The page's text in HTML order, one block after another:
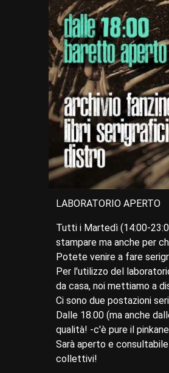
LABORATORIO APERTO
Tutti i Martedì (14:00-
stampare ma anche per
Potete venire a fare
Per l'utilizzo del
da casa, noi mettiamo a
Ci sono due postazioni
Dalle 18.00 (ma anche
qualità! -c'è pure il
Sarà aperto e
collettivi!